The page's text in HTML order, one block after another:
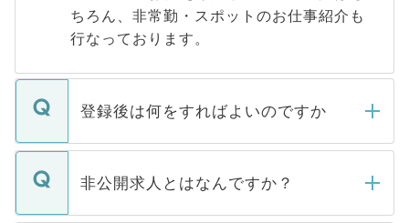
ちろん、非常勤・スポットのお仕事紹介も
行なっております。
登録後は何をすればよいのですか
ご登録いただきましたら、弊社担当者がご
登録内容を確認し、その後メールもしくは
非公開求人とはなんですか？